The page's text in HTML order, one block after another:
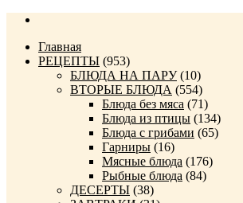
Главная
РЕЦЕПТЫ (953)
БЛЮДА НА ПАРУ(10)
ВТОРЫЕ БЛЮДА (554)
Блюда без мяса (71)
Блюда из птицы (134)
Блюда с грибами (65)
Гарниры (16)
Мясные блюда (176)
Рыбные блюда (84)
ДЕСЕРТЫ (38)